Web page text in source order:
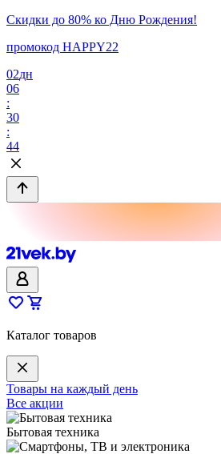
Скидки до 80% ко Дню Рождения!
промокод HAPPY22
02дн
06
:
30
:
44
Каталог товаров
Товары на каждый день
Все акции
Бытовая техника